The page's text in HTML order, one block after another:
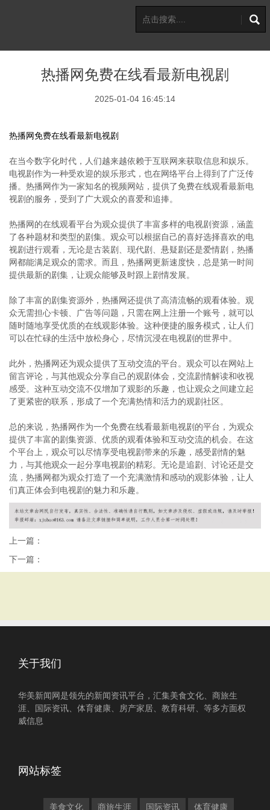
热播网免费在线看最新电视剧
2025-01-04 16:45:14
热播网免费在线看最新电视剧
在当今数字化时代，人们越来越依赖于互联网来获取信息和娱乐。
电视剧作为一种受欢迎的娱乐形式，也在网络平台上得到了广泛传
播。热播网作为一家知名的视频网站，提供了免费在线观看最新电
视剧的服务，受到了广大观众的喜爱和追捧。
热播网的在线观看平台为观众提供了丰富多样的电视剧资源，涵盖
了各种题材和类型的剧集。观众可以根据自己的喜好选择喜欢的电
视剧进行观看，无论是古装剧、现代剧、悬疑剧还是爱情剧，热播
网都能满足观众的需求。而且，热播网更新速度快，总是第一时间
提供最新的剧集，让观众能够及时跟上剧情发展。
除了丰富的剧集资源外，热播网还提供了高清流畅的观看体验。观
众无需担心卡顿、广告等问题，只需在网上注册一个账号，就可以
随时随地享受优质的在线观影体验。这种便捷的服务模式，让人们
可以在忙碌的生活中放松身心，尽情沉浸在电视剧的世界中。
此外，热播网还为观众提供了互动交流的平台。观众可以在网站上
留言评论，与其他观众分享自己的观剧体会，交流剧情解读和收视
感受。这种互动交流不仅增加了观影的乐趣，也让观众之间建立起
了更紧密的联系，形成了一个充满热情和活力的观剧社区。
总的来说，热播网作为一个免费在线看最新电视剧的平台，为观众
提供了丰富的剧集资源、优质的观看体验和互动交流的机会。在这
个平台上，观众可以尽情享受电视剧带来的乐趣，感受剧情的魅
力，与其他观众一起分享电视剧的精彩。无论是追剧、讨论还是交
流，热播网都为观众打造了一个充满激情和感动的观影体验，让人
们真正体会到电视剧的魅力和乐趣。
上一篇：
下一篇：
关于我们
华美新闻网是领先的新闻资讯平台，汇集美食文化、商旅生
涯、国际资讯、体育健康、房产家居、教育科研、等多方面权
威信息
网站标签
美食文化 商旅生涯 国际资讯 体育健康